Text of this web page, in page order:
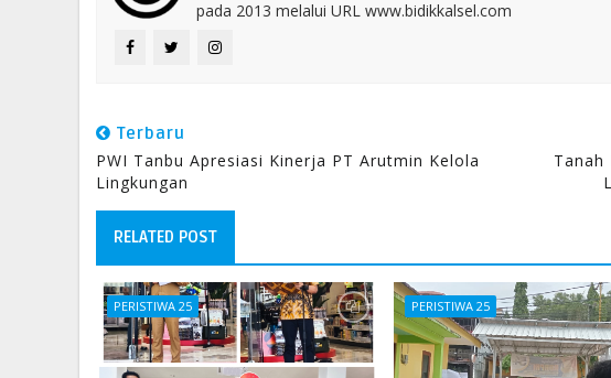
pada 2013 melalui URL www.bidikkalsel.com
Terbaru
PWI Tanbu Apresiasi Kinerja PT Arutmin Kelola
Lingkungan
Tanah
RELATED POST
PERISTIWA 25 PERISTIWA 25